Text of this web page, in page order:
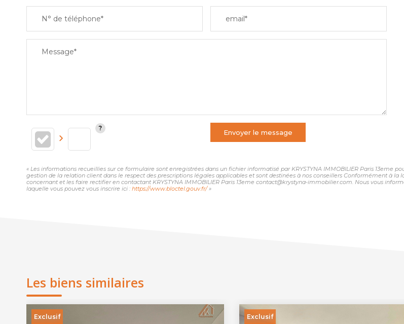
N° de téléphone* email*
Message*
Envoyer le message
« Les informations recueillies sur ce formulaire sont enregistrées dans un fichier informatisé par KRYSTYNA IMMOBILIER Paris 13eme
gestion de la relation client dans le respect des prescriptions légales applicables et sont destinées à nos conseillers Conformément à
concernant et les faire rectifier en contactant KRYSTYNA IMMOBILIER Paris 13eme contact@krystyna-immobilier.com. Nous vous
laquelle vous pouvez vous inscrire ici : https://www.bloctel.gouv.fr/»
Les biens similaires
Exclusif Exclusif